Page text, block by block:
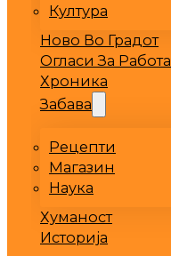
Култура
Ново Во Градот
Огласи За Работа
Хроника
Забава
Рецепти
Магазин
Наука
Хуманост
Историја